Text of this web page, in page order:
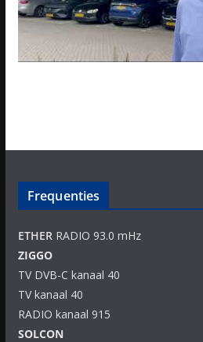
Frequenties
ETHERRADIO 93.0 mHz
ZIGGO
TV DVB-C kanaal 40
TV kanaal 40
RADIO kanaal 915
SOLCON